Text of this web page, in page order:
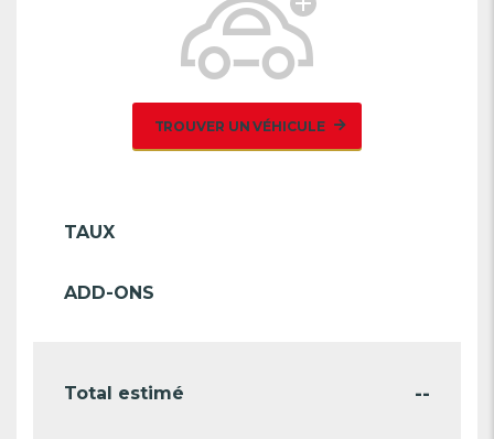
TROUVER UN VÉHICULE
TAUX
ADD-ONS
Total estimé --